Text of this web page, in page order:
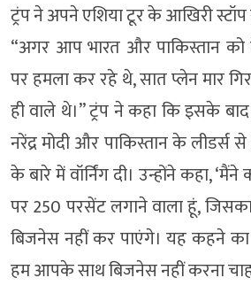
ट्रंप ने अपने एशिया टूर के आखिरी
“अगर आप भारत और पाकिस्तान
पर हमला कर रहे थे, सात प्लेन मार
ही वाले थे।” ट्रंप ने कहा कि इसके बाद
नरेंद्र मोदी और पाकिस्तान के लीडर्स
के बारे में वॉर्निंग दी। उन्होंने कहा,
पर 250 परसेंट लगाने वाला हूं,
बिजनेस नहीं कर पाएंगे। यह कहने
हम आपके साथ बिजनेस नहीं करना